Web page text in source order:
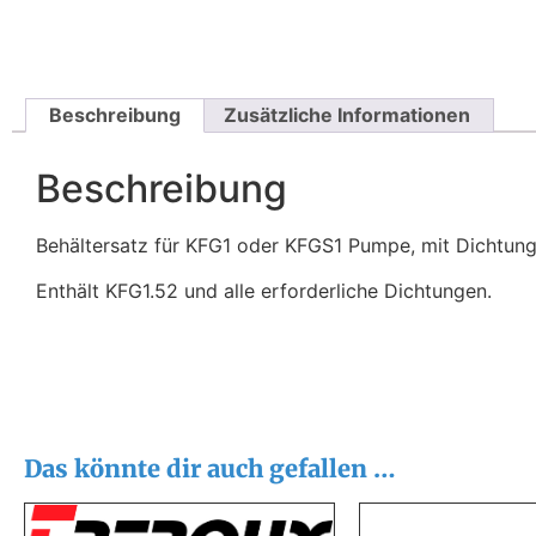
Beschreibung Zusätzliche Informationen
Beschreibung
Behältersatz für KFG1 oder KFGS1 Pumpe, mit
Enthält KFG1.52 und alle erforderliche Dichtungen.
Das könnte dir auch gefallen …